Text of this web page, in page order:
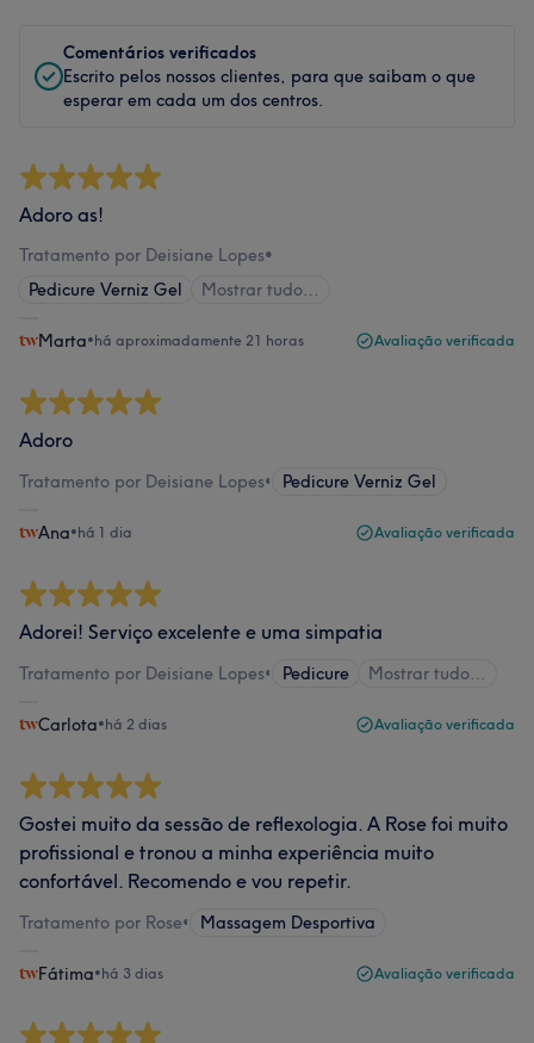
Comentários verificados
Escrito pelos nossos clientes, para que saibam o que
esperar em cada um dos centros.
Adoro as!
Tratamento por Deisiane Lopes•
Pedicure Verniz Gel
Mostrar tudo…
Marta•há aproximadamente 21 horas Avaliação verificada
Adoro
Tratamento por Deisiane Lopes• Pedicure Verniz Gel
Ana•há 1 dia Avaliação verificada
Adorei! Serviço excelente e uma simpatia
Tratamento por Deisiane Lopes• Pedicure Mostrar tudo…
Carlota•há 2 dias Avaliação verificada
Gostei muito da sessão de reflexologia. A Rose foi muito
profissional e tronou a minha experiência muito
confortável. Recomendo e vou repetir.
Tratamento por Rose• Massagem Desportiva
Fátima•há 3 dias Avaliação verificada